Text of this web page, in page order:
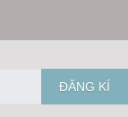
ĐĂNG KÍ